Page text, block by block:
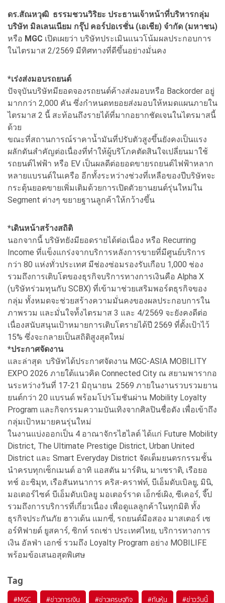
ดร.สัณหวุฒิ ธรรมชวนวิริยะ ประธานเจ้าหน้าที่บริหารกลุ่ม
บริษัท มิลเลนเนียม กรุ๊ป คอร์ปอเรชั่น (เอเชีย) จำกัด (มหาชน)
หรือ MGC เปิดเผยว่า บริษัทประเมินแนวโน้มผลประกอบการ
ในไตรมาส 2/2569 มีทิศทางที่ดีขึ้นอย่างมั่นคง
*เร่งส่งมอบรถยนต์
ปัจจุบันบริษัทมียอดจองรถยนต์ค้างส่งมอบหรือ Backorder อยู่
มากกว่า 2,000 คัน ซึ่งกำหนดทยอยส่งมอบให้หมดแผนภายใน
ไตรมาส 2 นี้ สะท้อนถึงรายได้ที่มากอยากชัดเจนในไตรมาสนี้
ด้วย
ขณะที่สถานการณ์ราคาน้ำมันที่ปรับตัวสูงขึ้นยังคงเป็นแรง
ผลักดันสำคัญต่อเนื่องที่ทำให้ผู้บริโภคตัดสินใจเปลี่ยนมาใช้
รถยนต์ไฟฟ้า หรือ EV เป็นผลดีต่อยอดขายรถยนต์ไฟฟ้าหลาก
หลายแบรนด์ในเครือ อีกทั้งระหว่างช่วงที่เหลือของปีบริษัทจะ
กระตุ้นยอดขายเพิ่มเติมด้วยการเปิดตัวยานยนต์รุ่นใหม่ใน
Segment ต่างๆ ขยายฐานลูกค้าให้กว้างขึ้น
*เดินหน้าสร้างสถิติ
นอกจากนี้ บริษัทยังมียอดรายได้ต่อเนื่อง หรือ Recurring
Income ที่แข็งแกร่งจากบริการหลังการขายที่มีศูนย์บริการ
กว่า 80 แห่งทั่วประเทศ มีช่องซ่อมรองรับเกือบ 1,000 ช่อง
รวมถึงการเติบโตของธุรกิจบริการทางการเงินคือ Alpha X
(บริษัทร่วมทุนกับ SCBX) ที่เข้ามาช่วยเสริมพอร์ตธุรกิจของ
กลุ่ม ทั้งหมดจะช่วยสร้างความมั่นคงของผลประกอบการใน
ภาพรวม และมั่นใจท้้งไตรมาส 3 และ 4/2569 จะยังคงดีต่อ
เนื่องสนับสนุนเป้าหมายการเติบโตรายได้ปี 2569 ที่ตั้งเป้าไว้
15% ซึ่งจะกลายเป็นสถิติสูงสุดใหม่
*ประกาศจัดงาน
และล่าสุด บริษัทได้ประกาศจัดงาน MGC-ASIA MOBILITY
EXPO 2026 ภายใต้แนวคิด Connected City ณ สยามพารากอ
นระหว่างวันที่ 17-21 มิถุนายน 2569 ภายในงานรวบรวมยาน
ยนต์กว่า 20 แบรนด์ พร้อมโปรโมชันผ่าน Mobility Loyalty
Program และกิจกรรมความบันเทิงจากศิลปินชื่อดัง เพื่อเข้าถึง
กลุ่มเป้าหมายคนรุ่นใหม่
ในงานแบ่งออกเป็น 4 อาณาจักรไฮไลต์ ได้แก่ Future Mobility
District, The Ultimate Prestige District, Urban United
District และ Smart Everyday District จัดเต็มยนตรกรรมชั้น
นำครบทุกเซ็กเมนต์ อาทิ แอสตัน มาร์ติน, มาเซราติ, เรือยอ
ทช์ อะซิมุท, เรือสันทนาการ คริส-คราฟท์, บีเอ็มดับเบิลยู, มินิ,
มอเตอร์ไซค์ บีเอ็มดับเบิลยู มอเตอร์ราด เอ็กซ์เผิง, ซีเคอร์, จี๊ป
รวมถึงการบริการที่เกี่ยวเนื่อง เพื่อดูแลลูกค้าในทุกมิติ ทั้ง
ธุรกิจประกันภัย ฮาวเด้น แมกซี่, รถยนต์มือสอง มาสเตอร์ เซ
อร์ทิฟายด์ ยูสคาร์, ซิกท์ รถเช่า ประเทศไทย, บริการทางการ
เงิน อัลฟ่า เอกซ์ รวมถึง Loyalty Program อย่าง MOBILIFE
พร้อมข้อเสนอสุดพิเศษ
Tag
#MGC #ข่าวการเงิน #ข่าวเศรษฐกิจ #ทันหุ้น #ข่าววันนี้